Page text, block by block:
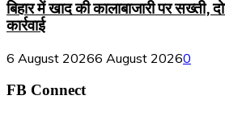
बिहार में खाद की कालाबाजारी पर सख्ती,
कार्रवाई
6 August 20266 August 20260
FB Connect